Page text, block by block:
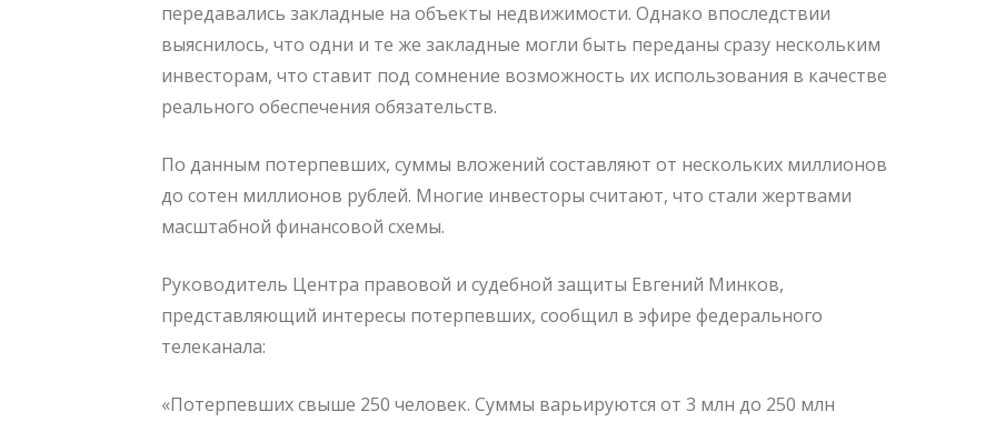
передавались закладные на объекты недвижимости. Однако впоследствии
выяснилось, что одни и те же закладные могли быть переданы сразу нескольким
инвесторам, что ставит под сомнение возможность их использования в качестве
реального обеспечения обязательств.
По данным потерпевших, суммы вложений составляют от нескольких миллионов
до сотен миллионов рублей. Многие инвесторы считают, что стали жертвами
масштабной финансовой схемы.
Руководитель Центра правовой и судебной защиты Евгений Минков,
представляющий интересы потерпевших, сообщил в эфире федерального
телеканала:
«Потерпевших свыше 250 человек. Суммы варьируются от 3 млн до 250 млн